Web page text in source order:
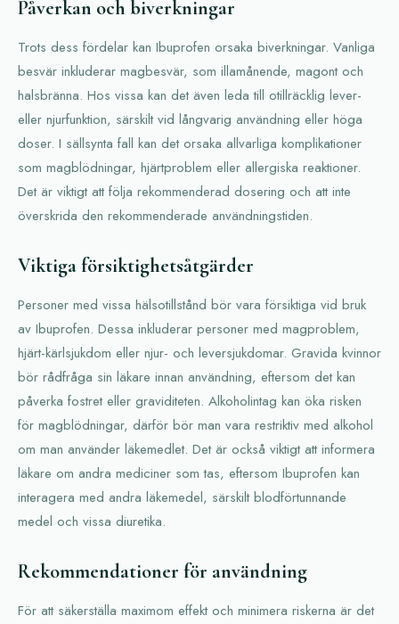
Påverkan och biverkningar
Trots dess fördelar kan Ibuprofen orsaka biverkningar. Vanliga
besvär inkluderar magbesvär, som illamånende, magont och
halsbränna. Hos vissa kan det även leda till otillräcklig lever-
eller njurfunktion, särskilt vid långvarig användning eller höga
doser. I sällsynta fall kan det orsaka allvarliga komplikationer
som magblödningar, hjärtproblem eller allergiska reaktioner.
Det är viktigt att följa rekommenderad dosering och att inte
överskrida den rekommenderade användningstiden.
Viktiga försiktighetsåtgärder
Personer med vissa hälsotillstånd bör vara försiktiga vid bruk
av Ibuprofen. Dessa inkluderar personer med magproblem,
hjärt-kärlsjukdom eller njur- och leversjukdomar. Gravida kvinnor
bör rådfråga sin läkare innan användning, eftersom det kan
påverka fostret eller graviditeten. Alkoholintag kan öka risken
för magblödningar, därför bör man vara restriktiv med alkohol
om man använder läkemedlet. Det är också viktigt att informera
läkare om andra mediciner som tas, eftersom Ibuprofen kan
interagera med andra läkemedel, särskilt blodförtunnande
medel och vissa diuretika.
Rekommendationer för användning
För att säkerställa maximom effekt och minimera riskerna är det